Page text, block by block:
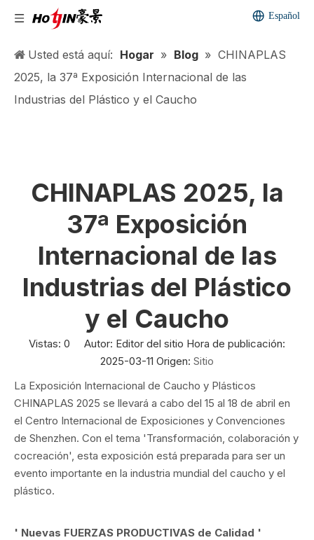
Español
Usted está aquí: Hogar » Blog » CHINAPLAS
2025, la 37ª Exposición Internacional de las
Industrias del Plástico y el Caucho
CHINAPLAS 2025, la
37ª Exposición
Internacional de las
Industrias del Plástico
y el Caucho
Vistas: 0 Autor: Editor del sitio Hora de publicación:
2025-03-11 Origen: Sitio
La Exposición Internacional de Caucho y Plásticos
CHINAPLAS 2025 se llevará a cabo del 15 al 18 de abril en
el Centro Internacional de Exposiciones y Convenciones
de Shenzhen. Con el tema 'Transformación, colaboración y
cocreación', esta exposición está preparada para ser un
evento importante en la industria mundial del caucho y el
plástico.
' Nuevas FUERZAS PRODUCTIVAS de Calidad '